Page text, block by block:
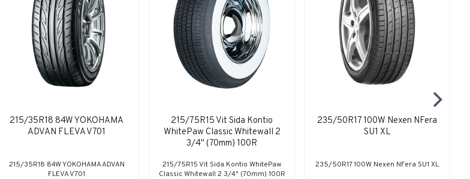
215/35R18 84W YOKOHAMA
ADVAN FLEVA V701
215/35R18 84W YOKOHAMA ADVAN
FLEVA V701
215/75R15 Vit Sida Kontio
WhitePaw Classic Whitewall 2
3/4" (70mm) 100R
215/75R15 Vit Sida Kontio WhitePaw
Classic Whitewall 2 3/4" (70mm) 100R
235/50R17 100W Nexen NFera
SU1 XL
235/50R17 100W Nexen NFera SU1 XL